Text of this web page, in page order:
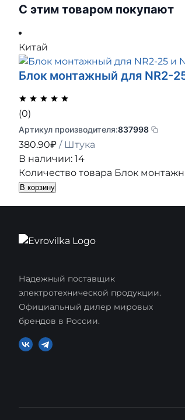
С этим товаром покупают
Китай
Блок монтажный для NR2-
(0)
Артикул производителя:837998
380.90₽ / Штука
В наличии: 14
Количество товара Блок
В корзину
Надежный поставщик
электротехнической продукции.
Официальный дилер мировых
брендов в России.